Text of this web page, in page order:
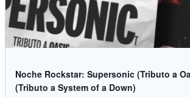
Noche Rockstar: Supersonic (Tributo a
(Tributo a System of a Down)